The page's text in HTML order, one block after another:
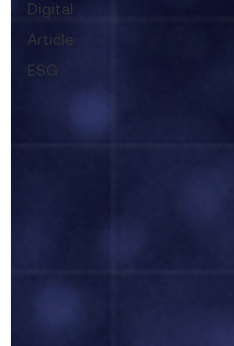
Digital
Article
ESG